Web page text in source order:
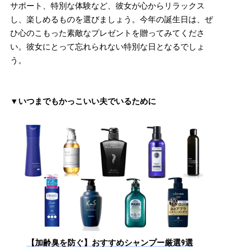
サポート、特別な体験など、彼女が心からリラックス
し、楽しめるものを選びましょう。今年の誕生日は、ぜ
ひ心のこもった素敵なプレゼントを贈ってみてくださ
い。彼女にとって忘れられない特別な日となるでしょ
う。
▼いつまでもかっこいい夫でいるために
【加齢臭を防ぐ】おすすめシャンプー厳選9選